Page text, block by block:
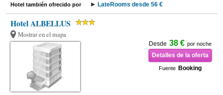
Hotel también ofrecido por LateRooms desde 56 €
Hotel ALBELLUS
Mostrar en el mapa
Desde 38 € por noche
Detalles de la oferta
Fuente Booking